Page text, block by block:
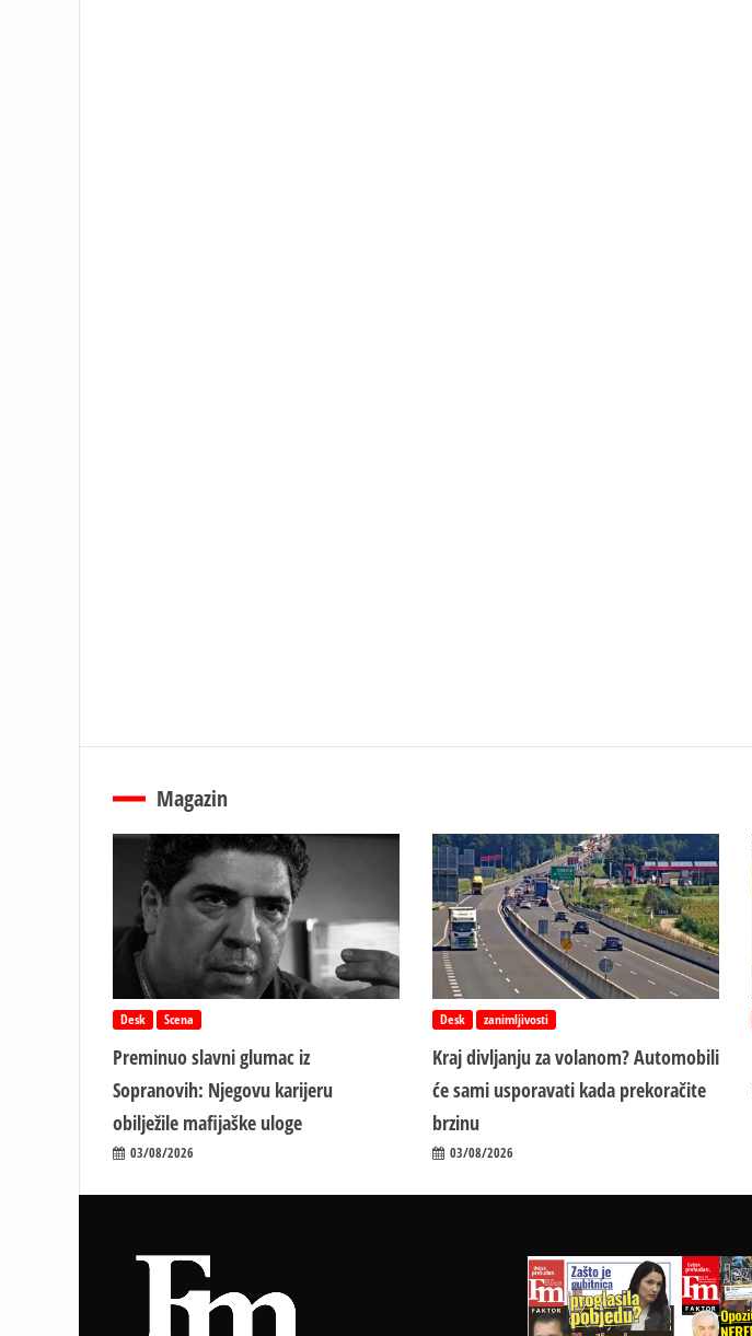
Magazin
Desk Scena
Preminuo slavni glumac iz
Sopranovih: Njegovu karijeru
obilježile mafijaške uloge
03/08/2026
Desk zanimljivosti
Kraj divljanju za volanom? Automobili
će sami usporavati kada prekoračite
brzinu
03/08/2026